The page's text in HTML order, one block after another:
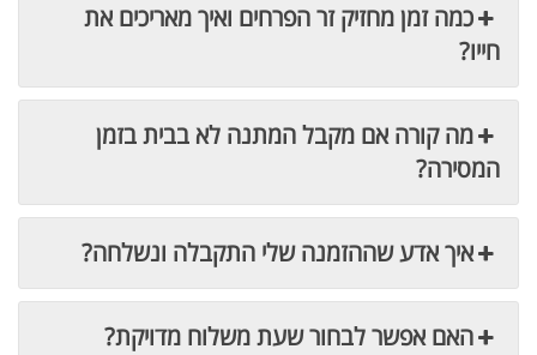
כמה זמן מחזיק זר הפרחים ואיך מאריכים את
חייו?
מה קורה אם מקבל המתנה לא בבית בזמן
המסירה?
איך אדע שההזמנה שלי התקבלה ונשלחה?
האם אפשר לבחור שעת משלוח מדויקת?